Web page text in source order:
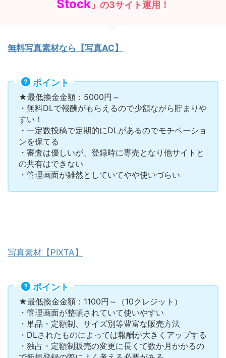
Stock 」の3サイト運用！
無料写真素材なら【写真AC】
ポイント
★最低換金金額：5000円～
・無料DLで報酬がもらえるので少額ながら貯まりや
すい！
・一定数投稿で定期的にDLがあるのでモチベーショ
ンを保てる
・審査は優しいが、登録時に専売となり他サイトと
の共有はできない
・管理画面が雑然としていてやや使いづらい
写真素材【PIXTA】
ポイント
★最低換金金額：1100円～（10クレジット）
・管理画面が整頓されていて使いやすい
・単品・定額制、サイズ別等豊富な販売方法
・DLされたものによっては報酬が大きくアップする
・独占・定額制販売の変更に長くて数か月かかるの